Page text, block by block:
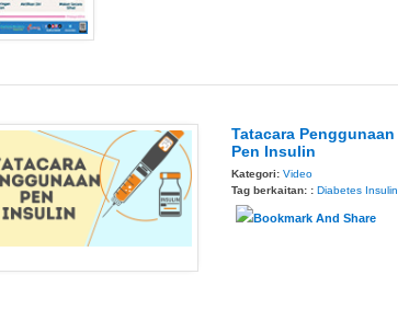
Tatacara Penggunaan
Pen Insulin
Kategori:Video
Tag berkaitan: :Diabetes Insulin